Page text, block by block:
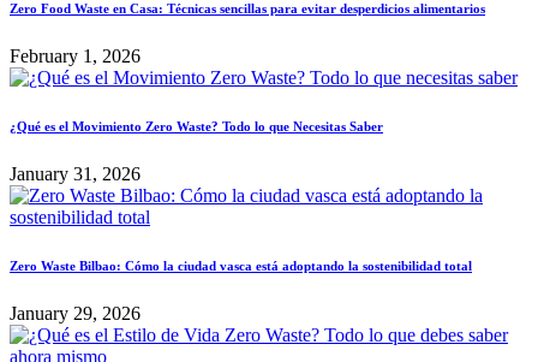
Zero Food Waste en Casa: Técnicas sencillas para evitar desperdicios alimentarios
February 1, 2026
¿Qué es el Movimiento Zero Waste? Todo lo que Necesitas Saber
January 31, 2026
Zero Waste Bilbao: Cómo la ciudad vasca está adoptando la sostenibilidad total
January 29, 2026